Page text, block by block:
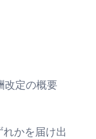
定の概要
かを届け出